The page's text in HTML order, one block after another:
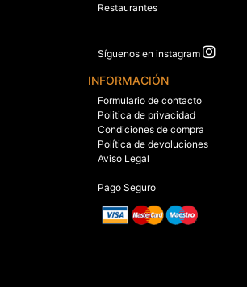
Restaurantes
Síguenos en instagram
INFORMACIÓN
Formulario de contacto
Politica de privacidad
Condiciones de compra
Política de devoluciones
Aviso Legal
Pago Seguro